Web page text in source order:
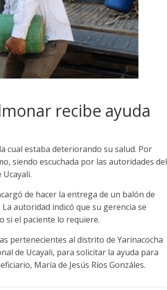
recibe ayuda
cual estaba deteriorando su salud. Por
siendo escuchada por las autoridades del
de hacer la entrega de un balón de
autoridad indicó que su gerencia se
si el paciente lo requiere.
pertenecientes al distrito de Yarinacocha
de Ucayali, para solicitar la ayuda para
María de Jesús Ríos Gonzáles.